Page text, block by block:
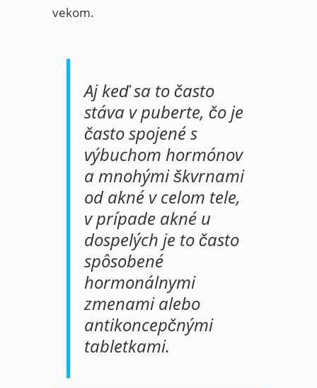
vekom.
Aj keď sa to často
stáva v puberte, čo je
často spojené s
výbuchom hormónov
a mnohými škvrnami
od akné v celom tele,
v prípade akné u
dospelých je to často
spôsobené
hormonálnymi
zmenami alebo
antikoncepčnými
tabletkami.